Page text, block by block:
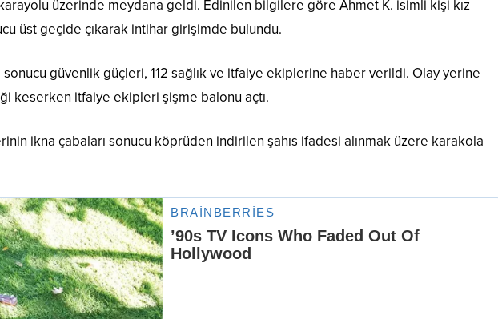
üzerinde meydana geldi. Edinilen bilgilere göre Ahmet K. isimli kişi kız
üst geçide çıkarak intihar girişimde bulundu.
güvenlik güçleri, 112 sağlık ve itfaiye ekiplerine haber verildi. Olay yerine
keserken itfaiye ekipleri şişme balonu açtı.
ikna çabaları sonucu köprüden indirilen şahıs ifadesi alınmak üzere karakola